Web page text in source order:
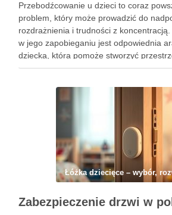
Przebodźcowanie u dzieci to coraz
problem, który może prowadzić do
rozdrażnienia i trudności z
w jego zapobieganiu jest odpowiednia
dziecka, która pomoże stworzyć
relaksowi i spokojowi. Właściwy dobór
Łóżka dziecięce – wybór,